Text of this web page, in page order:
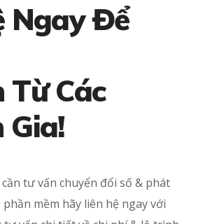
Ngay Để
Từ Các
Gia!
tư vấn chuyển đổi số & phát
mềm hãy liên hệ ngay với